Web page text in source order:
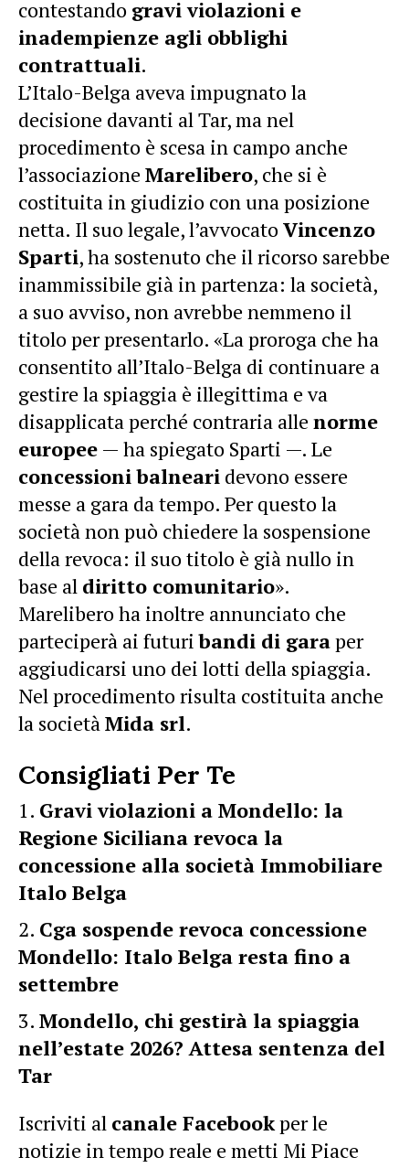
contestando gravi violazioni e
inadempienze agli obblighi
contrattuali.
L’Italo-Belga aveva impugnato la
decisione davanti al Tar, ma nel
procedimento è scesa in campo anche
l’associazione Marelibero, che si è
costituita in giudizio con una posizione
netta. Il suo legale, l’avvocato Vincenzo
Sparti, ha sostenuto che il ricorso sarebbe
inammissibile già in partenza: la società,
a suo avviso, non avrebbe nemmeno il
titolo per presentarlo. «La proroga che ha
consentito all’Italo-Belga di continuare a
gestire la spiaggia è illegittima e va
disapplicata perché contraria alle norme
europee — ha spiegato Sparti —. Le
concessioni balneari devono essere
messe a gara da tempo. Per questo la
società non può chiedere la sospensione
della revoca: il suo titolo è già nullo in
base al diritto comunitario».
Marelibero ha inoltre annunciato che
parteciperà ai futuribandi di garaper
aggiudicarsi uno dei lotti della spiaggia.
Nel procedimento risulta costituita anche
la societàMida srl.
Consigliati Per Te
Gravi violazioni a Mondello: la
Regione Siciliana revoca la
concessione alla società Immobiliare
Italo Belga
Cga sospende revoca concessione
Mondello: Italo Belga resta fino a
settembre
Mondello, chi gestirà la spiaggia
nell’estate 2026? Attesa sentenza del
Tar
Iscriviti al canale Facebookper le
notizie in tempo reale e metti Mi Piace